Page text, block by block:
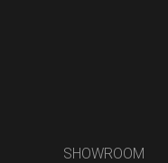
SHOWROOM